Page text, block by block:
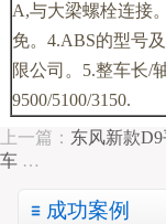
A,与大梁螺栓连接
免。4.ABS的型号
限公司。5.整车长/
9500/5100/3150.
上一篇： 东风新款
车 …
成功案例